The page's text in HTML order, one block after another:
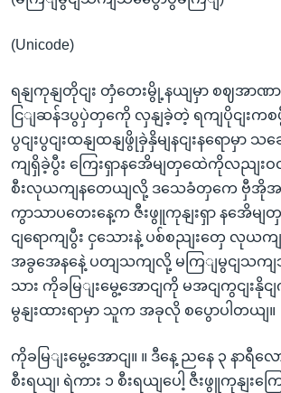
(Unicode)
ရနျကုနျတိုငျး တှံတေးမွို့နယျမှာ စဈအာ
ငြျဆန်ဒပွပှဲတှကေို လှနျခဲ့တဲ့ ရကျပိုငျးက
ပွငျးပွငျးထနျထနျဖွိုခှဲနှိမျနငျးနရောမှာ
ကျရှိခဲ့ပွီး ကြေးရှာနအေိမျတှထေဲကိုလညျးဝ
စီးလုယကျနတေယျလို့ ဒသေခံတှကေ ဗှီအိုအက
ကွာသာပတေးနေ့က ဇီးဖွူကုနျးရှာ နအေိမ
ငျရောကျပွီး ငှသေားနဲ့ ပစ်စညျးတှေ လုယ
အခွအေနနေဲ့ ပတျသကျလို့ မကြျမွငျသက
သား ကိုခမြျးမွေ့အောငျကို မအငျကွငျးနို
မွနျးထားရာမှာ သူက အခုလို စပွောပါတယျ။
ကိုခမြျးမွေ့အောငျ။ ။ ဒီနေ့ ညနေ ၃ နာရီလ
စီးရယျ၊ ရဲကား ၁ စီးရယျပေါ့ ဇီးဖွူကုနျးက